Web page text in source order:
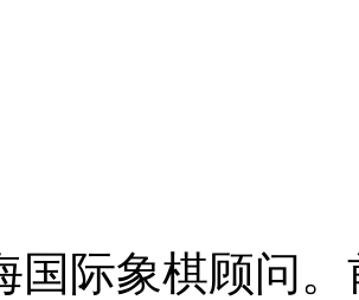
国际象棋顾问